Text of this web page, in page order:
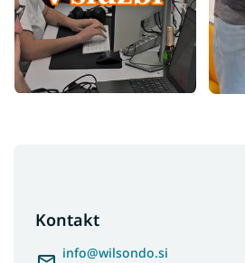
Kontakt
info@wilsondo.si